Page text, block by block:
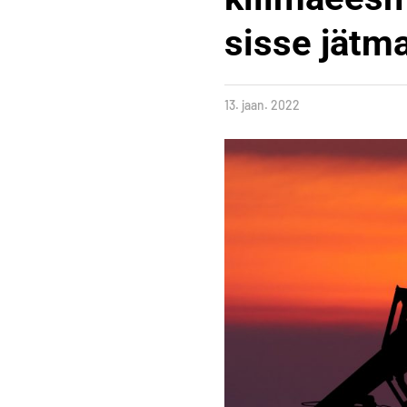
sisse
13. jaan. 2022